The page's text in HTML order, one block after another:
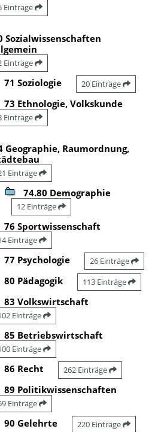
Einträge
Sozialwissenschaften
Einträge
71 Soziologie 20 Einträge
73 Ethnologie, Volkskunde
Einträge
Geographie, Raumordnung,
Einträge
74.80 Demographie
12 Einträge
76 Sportwissenschaft
Einträge
77 Psychologie 26 Einträge
80 Pädagogik 113 Einträge
83 Volkswirtschaft
Einträge
85 Betriebswirtschaft
Einträge
86 Recht 262 Einträge
89 Politikwissenschaften
Einträge
90 Gelehrte 220 Einträge